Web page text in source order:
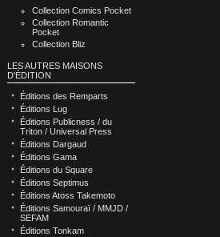
Collection Comics Pocket
Collection Romantic
Pocket
Collection Bliz
LES AUTRES MAISONS
D'ÉDITION
Éditions des Remparts
Éditions Lug
Éditions Publicness / du
Triton / Universal Press
Éditions Dargaud
Éditions Gama
Éditions du Square
Éditions Septimus
Éditions Atoss Takemoto
Éditions Samouraï / MMJD /
SEFAM
Éditions Tonkam